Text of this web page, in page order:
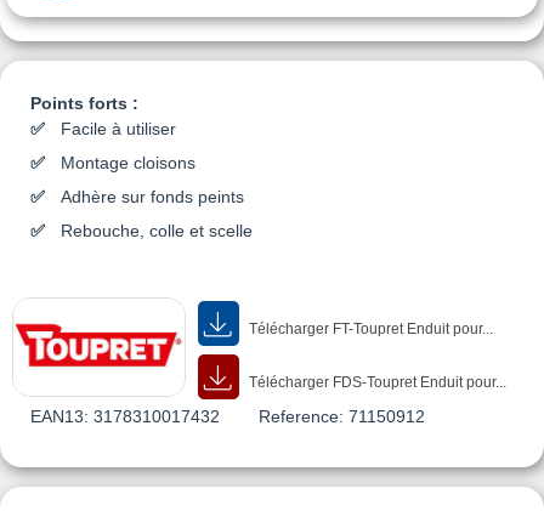
Points forts :
Facile à utiliser
Montage cloisons
Adhère sur fonds peints
Rebouche, colle et scelle
Télécharger FT-Toupret Enduit pour...
Télécharger FDS-Toupret Enduit pour...
EAN13: 3178310017432 Reference: 71150912